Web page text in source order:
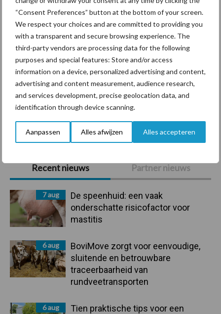
“Consent Preferences” button at the bottom of your screen.
We respect your choices and are committed to providing you
with a transparent and secure browsing experience. The
third-party vendors are processing data for the following
purposes and special features: Store and/or access
information on a device, personalized advertising and content,
advertising and content measurement, audience research,
and services development, precise geolocation data, and
identification through device scanning.
Aanpassen Alles afwijzen Alles accepteren
Primaire
Sidebar
Recent nieuws Partner nieuws
7 aug
De speenhuid: een vaak
onderschatte risicofactor voor
mastitis
6 aug
BoviMove zorgt voor eenvoudige,
sluitende en betrouwbare
traceerbaarheid van
rundveetransporten
6 aug
Tien praktische tips voor een
BoviMove zorgt voor
eenvoudige, sluitende en
betrouwbare
traceerbaarheid van
rundveetransporten
Tien praktische tips voor
een langere levensduur